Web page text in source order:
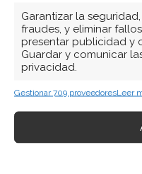
Garantizar la
fraudes, y eliminar
presentar publicidad y
Guardar y comunicar
privacidad.
Gestionar 709 proveedoresLeer
BYD: el Qin Max